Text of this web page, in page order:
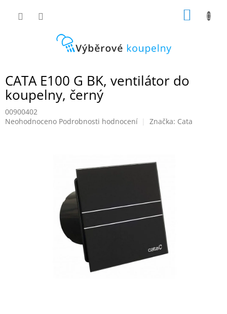
CATA E100 G BK, ventilátor do
koupelny, černý
00900402
Průměrné
Neohodnoceno Podrobnosti hodnocení Značka: Cata